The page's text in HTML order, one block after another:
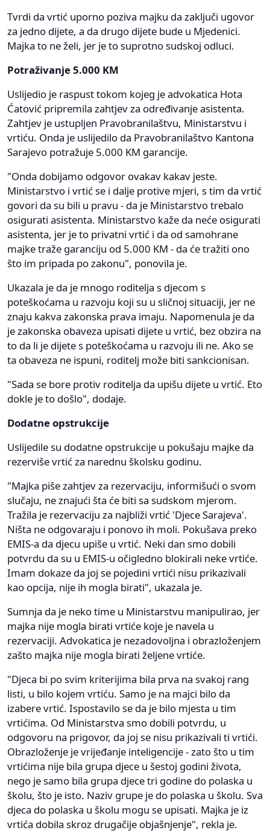
Tvrdi da vrtić uporno poziva majku da zaključi ugovor
za jedno dijete, a da drugo dijete bude u Mjedenici.
Majka to ne želi, jer je to suprotno sudskoj odluci.
Potraživanje 5.000 KM
Uslijedio je raspust tokom kojeg je advokatica Hota
Ćatović pripremila zahtjev za određivanje asistenta.
Zahtjev je ustupljen Pravobranilaštvu, Ministarstvu i
vrtiću. Onda je uslijedilo da Pravobranilaštvo Kantona
Sarajevo potražuje 5.000 KM garancije.
"Onda dobijamo odgovor ovakav kakav jeste.
Ministarstvo i vrtić se i dalje protive mjeri, s tim da vrtić
govori da su bili u pravu - da je Ministarstvo trebalo
osigurati asistenta. Ministarstvo kaže da neće osigurati
asistenta, jer je to privatni vrtić i da od samohrane
majke traže garanciju od 5.000 KM - da će tražiti ono
što im pripada po zakonu", ponovila je.
Ukazala je da je mnogo roditelja s djecom s
poteškoćama u razvoju koji su u sličnoj situaciji, jer ne
znaju kakva zakonska prava imaju. Napomenula je da
je zakonska obaveza upisati dijete u vrtić, bez obzira na
to da li je dijete s poteškoćama u razvoju ili ne. Ako se
ta obaveza ne ispuni, roditelj može biti sankcionisan.
"Sada se bore protiv roditelja da upišu dijete u vrtić. Eto
dokle je to došlo", dodaje.
Dodatne opstrukcije
Uslijedile su dodatne opstrukcije u pokušaju majke da
rezerviše vrtić za narednu školsku godinu.
"Majka piše zahtjev za rezervaciju, informišući o svom
slučaju, ne znajući šta će biti sa sudskom mjerom.
Tražila je rezervaciju za najbliži vrtić 'Djece Sarajeva'.
Ništa ne odgovaraju i ponovo ih moli. Pokušava preko
EMIS-a da djecu upiše u vrtić. Neki dan smo dobili
potvrdu da su u EMIS-u očigledno blokirali neke vrtiće.
Imam dokaze da joj se pojedini vrtići nisu prikazivali
kao opcija, nije ih mogla birati", ukazala je.
Sumnja da je neko time u Ministarstvu manipulirao, jer
majka nije mogla birati vrtiće koje je navela u
rezervaciji. Advokatica je nezadovoljna i obrazloženjem
zašto majka nije mogla birati željene vrtiće.
"Djeca bi po svim kriterijima bila prva na svakoj rang
listi, u bilo kojem vrtiću. Samo je na majci bilo da
izabere vrtić. Ispostavilo se da je bilo mjesta u tim
vrtićima. Od Ministarstva smo dobili potvrdu, u
odgovoru na prigovor, da joj se nisu prikazivali ti vrtići.
Obrazloženje je vrijeđanje inteligencije - zato što u tim
vrtićima nije bila grupa djece u šestoj godini života,
nego je samo bila grupa djece tri godine do polaska u
školu, što je isto. Naziv grupe je do polaska u školu. Sva
djeca do polaska u školu mogu se upisati. Majka je iz
vrtića dobila skroz drugačije objašnjenje", rekla je.